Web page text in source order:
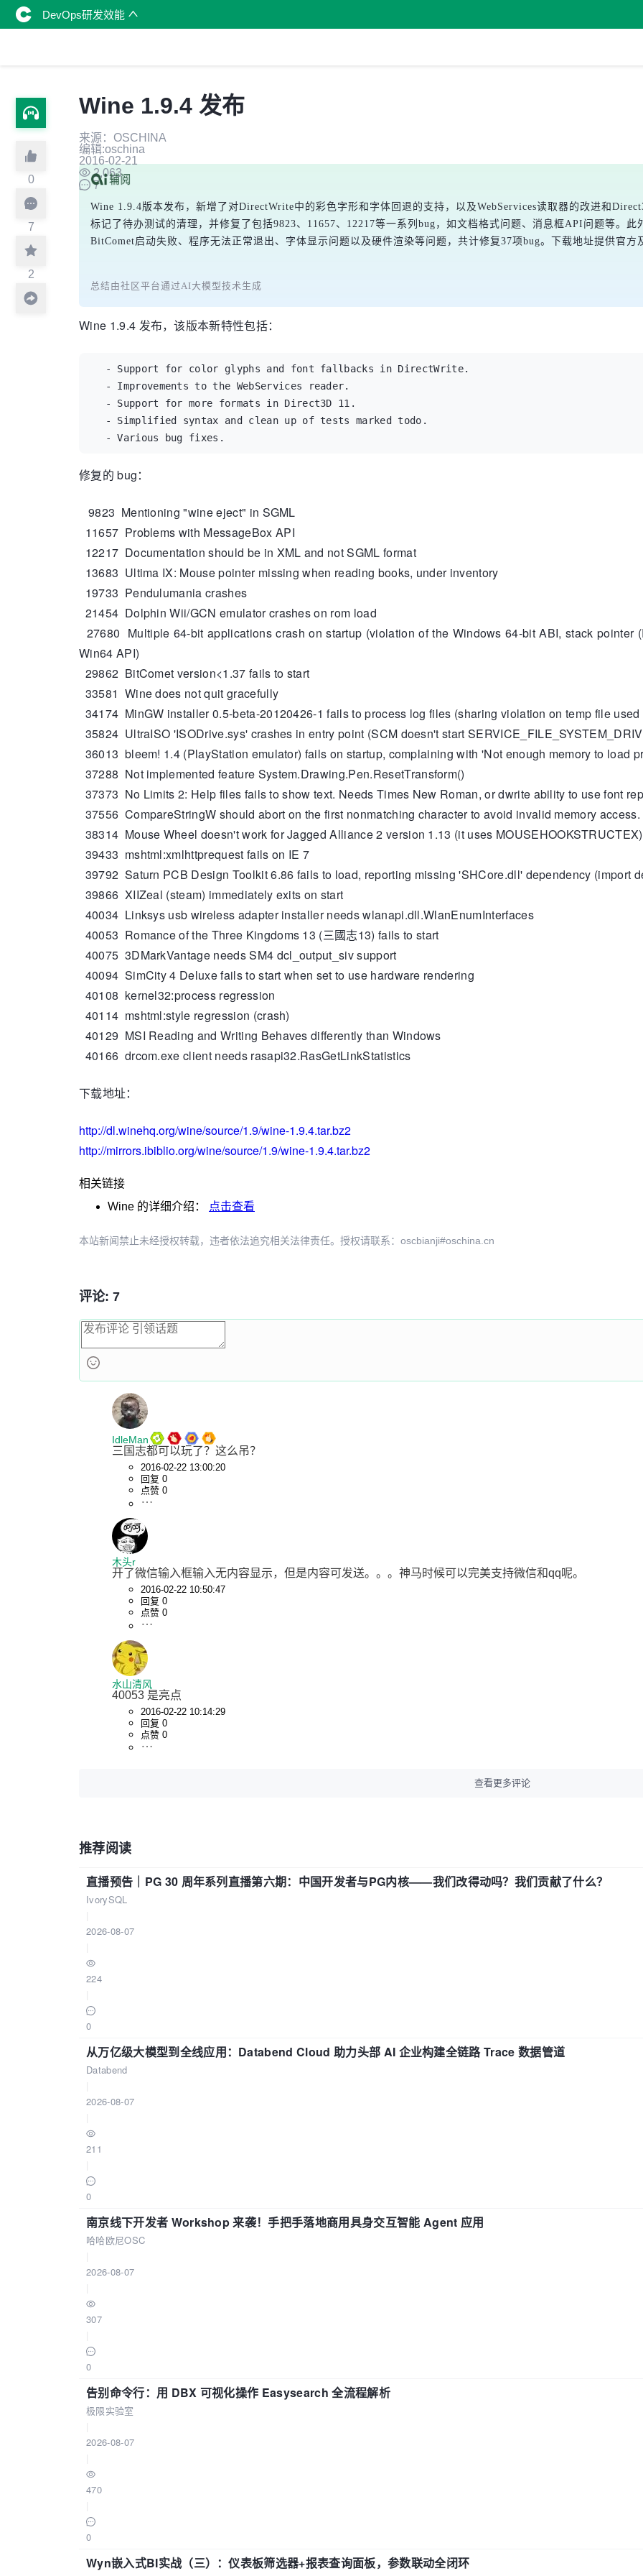
DevOps研发效能
0
7
2
Wine 1.9.4 发布
来源：OSCHINA
编辑:oschina
2016-02-21
2,063
7
Wine 1.9.4版本发布，新增了对DirectWrite中的彩色字形和字体回退的支持，以及WebServices读取器的改进和
标记了待办测试的清理，并修复了包括9823、11657、12217等一系列bug，如文档格式问题、消息框API问题等。此
BitComet启动失败、程序无法正常退出、字体显示问题以及硬件渲染等问题，共计修复37项bug。下载地址提供官方
总结由社区平台通过AI大模型技术生成
Wine 1.9.4 发布，该版本新特性包括：
- Support for color glyphs and font fallbacks in DirectWrite.
- Improvements to the WebServices reader.
- Support for more formats in Direct3D 11.
- Simplified syntax and clean up of tests marked todo.
- Various bug fixes.
修复的 bug：
9823 Mentioning "wine eject" in SGML
11657 Problems with MessageBox API
12217 Documentation should be in XML and not SGML format
13683 Ultima IX: Mouse pointer missing when reading books, under inventory
19733 Pendulumania crashes
21454 Dolphin Wii/GCN emulator crashes on rom load
27680 Multiple 64-bit applications crash on startup (violation of the Windows 64-bit ABI, stack
Win64 API)
29862 BitComet version<1.37 fails to start
33581 Wine does not quit gracefully
34174 MinGW installer 0.5-beta-20120426-1 fails to process log files (sharing violation on temp file used
35824 UltraISO 'ISODrive.sys' crashes in entry point (SCM doesn't start
36013 bleem! 1.4 (PlayStation emulator) fails on startup, complaining with 'Not enough memory to load
37288 Not implemented feature System.Drawing.Pen.ResetTransform()
37373 No Limits 2: Help files fails to show text. Needs Times New Roman, or dwrite ability to use font
37556 CompareStringW should abort on the first nonmatching character to avoid invalid memory access.
38314 Mouse Wheel doesn't work for Jagged Alliance 2 version 1.13 (it uses MOUSEHOOKSTRUCTEX)
39433 mshtml:xmlhttprequest fails on IE 7
39792 Saturn PCB Design Toolkit 6.86 fails to load, reporting missing 'SHCore.dll' dependency (import
39866 XIIZeal (steam) immediately exits on start
40034 Linksys usb wireless adapter installer needs wlanapi.dll.WlanEnumInterfaces
40053 Romance of the Three Kingdoms 13 (三國志13) fails to start
40075 3DMarkVantage needs SM4 dcl_output_siv support
40094 SimCity 4 Deluxe fails to start when set to use hardware rendering
40108 kernel32:process regression
40114 mshtml:style regression (crash)
40129 MSI Reading and Writing Behaves differently than Windows
40166 drcom.exe client needs rasapi32.RasGetLinkStatistics
下载地址：
http://dl.winehq.org/wine/source/1.9/wine-1.9.4.tar.bz2
http://mirrors.ibiblio.org/wine/source/1.9/wine-1.9.4.tar.bz2
相关链接
Wine 的详细介绍： 点击查看
本站新闻禁止未经授权转载，违者依法追究相关法律责任。授权请联系：oscbianji#oschina.cn
评论: 7
IdleMan
三国志都可以玩了？这么吊？
2016-02-22 13:00:20
回复 0
点赞 0
木头r
开了微信输入框输入无内容显示，但是内容可发送。。。神马时候可以完美支持微信和qq呢。
2016-02-22 10:50:47
回复 0
点赞 0
水山清风
40053 是亮点
2016-02-22 10:14:29
回复 0
点赞 0
查看更多评论
推荐阅读
直播预告｜PG 30 周年系列直播第六期：中国开发者与PG内核——我们改得动吗？我们贡献了什么？
IvorySQL
2026-08-07
224
0
从万亿级大模型到全线应用：Databend Cloud 助力头部 AI 企业构建全链路 Trace 数据管道
Databend
2026-08-07
211
0
南京线下开发者 Workshop 来袭！手把手落地商用具身交互智能 Agent 应用
哈哈欧尼OSC
2026-08-07
307
0
告别命令行：用 DBX 可视化操作 Easysearch 全流程解析
极限实验室
2026-08-07
470
0
Wyn嵌入式BI实战（三）：仪表板筛选器+报表查询面板，参数联动全闭环